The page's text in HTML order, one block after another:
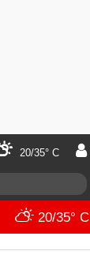
20/35° C
20/35° C